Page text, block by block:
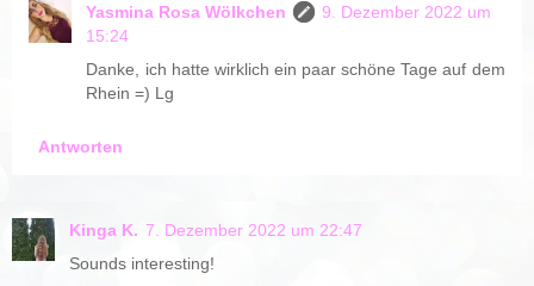
Yasmina Rosa Wölkchen
9. Dezember 2022 um
15:24
Danke, ich hatte wirklich ein paar schöne Tage auf dem
Rhein =) Lg
Antworten
Kinga K. 7. Dezember 2022 um 22:47
Sounds interesting!